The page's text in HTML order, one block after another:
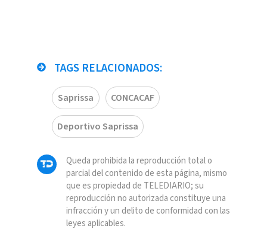
TAGS RELACIONADOS:
Saprissa CONCACAF
Deportivo Saprissa
Queda prohibida la reproducción total o
parcial del contenido de esta página, mismo
que es propiedad de TELEDIARIO; su
reproducción no autorizada constituye una
infracción y un delito de conformidad con las
leyes aplicables.